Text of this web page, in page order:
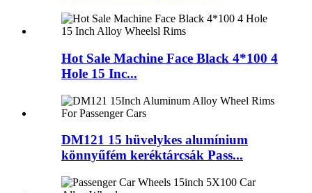
Hot Sale Machine Face Black 4*100 4
Hole 15 Inc...
DM121 15 hüvelykes alumínium
könnyűfém keréktárcsák Pass...